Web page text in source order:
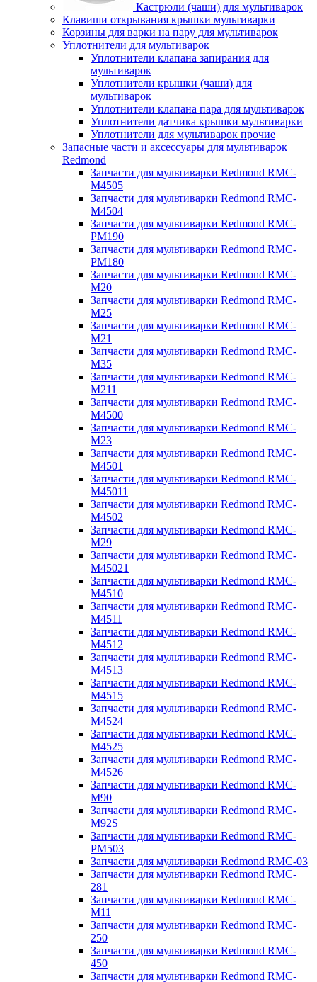
Кастрюли (чаши) для мультиварок
Клавиши открывания крышки мультиварки
Корзины для варки на пару для мультиварок
Уплотнители для мультиварок
Уплотнители клапана запирания для
мультиварок
Уплотнители крышки (чаши) для
мультиварок
Уплотнители клапана пара для мультиварок
Уплотнители датчика крышки мультиварки
Уплотнители для мультиварок прочие
Запасные части и аксессуары для мультиварок
Redmond
Запчасти для мультиварки Redmond RMC-
M4505
Запчасти для мультиварки Redmond RMC-
M4504
Запчасти для мультиварки Redmond RMC-
PM190
Запчасти для мультиварки Redmond RMC-
PM180
Запчасти для мультиварки Redmond RMC-
M20
Запчасти для мультиварки Redmond RMC-
M25
Запчасти для мультиварки Redmond RMC-
M21
Запчасти для мультиварки Redmond RMC-
M35
Запчасти для мультиварки Redmond RMC-
M211
Запчасти для мультиварки Redmond RMC-
M4500
Запчасти для мультиварки Redmond RMC-
M23
Запчасти для мультиварки Redmond RMC-
M4501
Запчасти для мультиварки Redmond RMC-
M45011
Запчасти для мультиварки Redmond RMC-
M4502
Запчасти для мультиварки Redmond RMC-
M29
Запчасти для мультиварки Redmond RMC-
M45021
Запчасти для мультиварки Redmond RMC-
M4510
Запчасти для мультиварки Redmond RMC-
M4511
Запчасти для мультиварки Redmond RMC-
M4512
Запчасти для мультиварки Redmond RMC-
M4513
Запчасти для мультиварки Redmond RMC-
M4515
Запчасти для мультиварки Redmond RMC-
M4524
Запчасти для мультиварки Redmond RMC-
M4525
Запчасти для мультиварки Redmond RMC-
M4526
Запчасти для мультиварки Redmond RMC-
M90
Запчасти для мультиварки Redmond RMC-
M92S
Запчасти для мультиварки Redmond RMC-
PM503
Запчасти для мультиварки Redmond RMC-03
Запчасти для мультиварки Redmond RMC-
281
Запчасти для мультиварки Redmond RMC-
M11
Запчасти для мультиварки Redmond RMC-
250
Запчасти для мультиварки Redmond RMC-
450
Запчасти для мультиварки Redmond RMC-